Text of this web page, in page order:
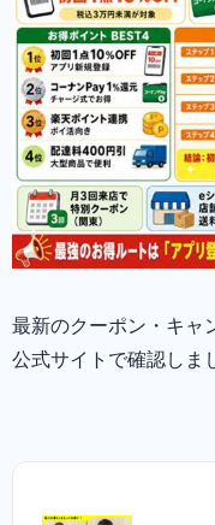
最新のクーポン・キャ
公式サイトで確認しま